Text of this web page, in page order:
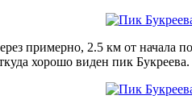
примерно, 2.5 км от начала
хорошо виден пик Букреева.